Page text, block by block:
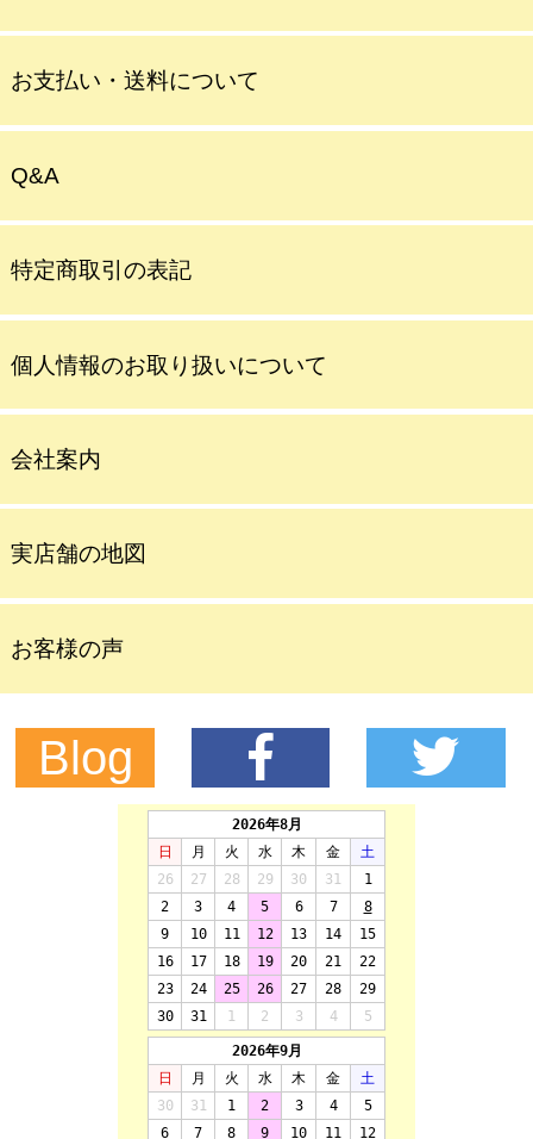
お支払い・送料について
Q&A
特定商取引の表記
個人情報のお取り扱いについて
会社案内
実店舗の地図
お客様の声
Blog